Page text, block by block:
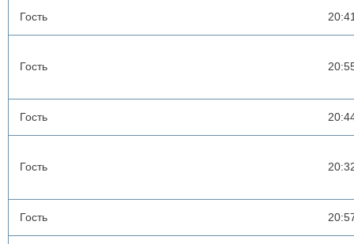
Гость
Гость
Гость
Гость
Гость